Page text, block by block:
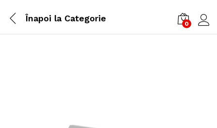
Înapoi laCategorie
0